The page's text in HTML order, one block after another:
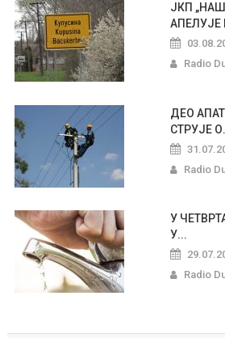
ЈКП
АПЕЛУЈЕ
Radio
ДЕО
СТРУЈЕ
Radio
У
У...
Radio